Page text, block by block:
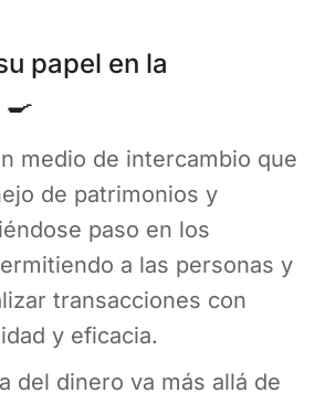
papel en la
medio de intercambio que
de patrimonios y
paso en los
a las personas y
transacciones con
y eficacia.
del dinero va más allá de